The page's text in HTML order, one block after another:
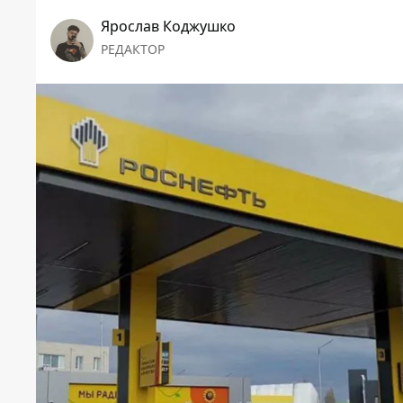
Ярослав Коджушко
РЕДАКТОР